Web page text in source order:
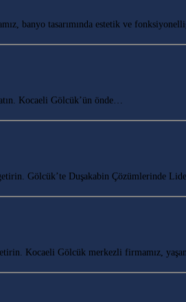
banyo tasarımında estetik ve
Kocaeli Gölcük’ün önde…
Gölcük’te Duşakabin Çözümlerinde
Kocaeli Gölcük merkezli firmamız,